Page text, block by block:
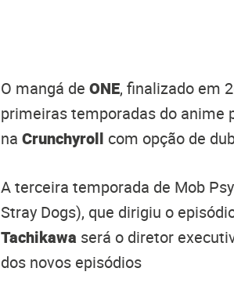
O mangá de ONE, finalizado em
primeiras temporadas do anime
na Crunchyroll com opção de
A terceira temporada de Mob
Stray Dogs), que dirigiu o
Tachikawa será o diretor
dos novos episódios